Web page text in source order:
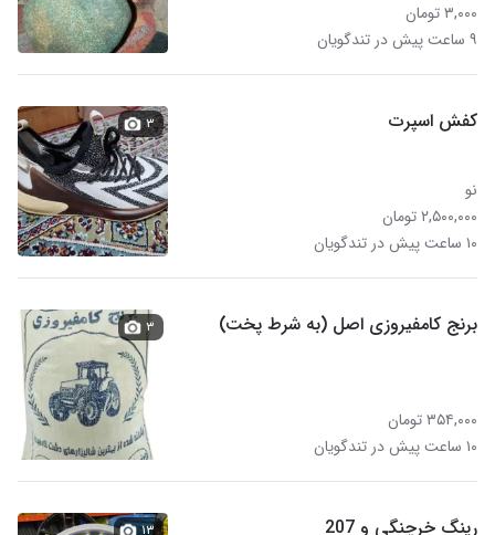
۳,۰۰۰ تومان
۹ ساعت پیش در تندگویان
کفش اسپرت
نو
۲,۵۰۰,۰۰۰ تومان
۱۰ ساعت پیش در تندگویان
۳
برنج کامفیروزی اصل (به شرط پخت)
۳۵۴,۰۰۰ تومان
۱۰ ساعت پیش در تندگویان
۳
رینگ خرچنگی و‌ 207 ۱۳